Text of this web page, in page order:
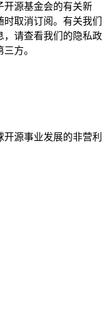
开源基金会的有关新
取消订阅。有关我们
，请查看我们的隐私政
方。
源事业发展的非营利